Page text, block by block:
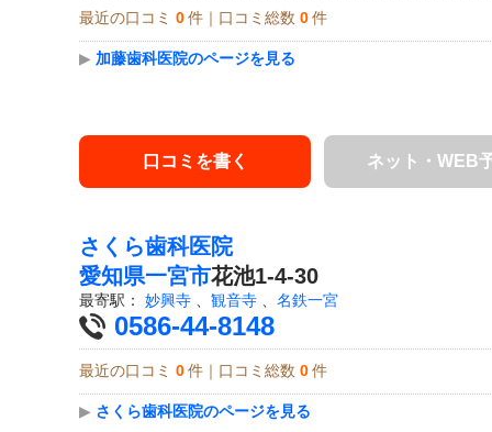
最近の口コミ 0 件｜口コミ総数 0 件
▶ 加藤歯科医院のページを見る
口コミを書く ネット・WEB
さくら歯科医院
愛知県一宮市花池1-4-30
最寄駅： 妙興寺 観音寺 名鉄一宮
0586-44-8148
最近の口コミ 0 件｜口コミ総数 0 件
▶ さくら歯科医院のページを見る